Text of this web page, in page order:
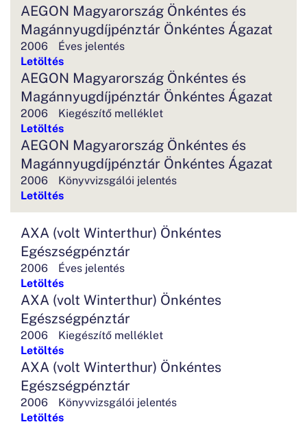
AEGON Magyarország Önkéntes és
Magánnyugdíjpénztár Önkéntes Ágazat
2006
Éves jelentés
Letöltés
AEGON Magyarország Önkéntes és
Magánnyugdíjpénztár Önkéntes Ágazat
2006
Kiegészítő melléklet
Letöltés
AEGON Magyarország Önkéntes és
Magánnyugdíjpénztár Önkéntes Ágazat
2006
Könyvvizsgálói jelentés
Letöltés
AXA (volt Winterthur) Önkéntes
Egészségpénztár
2006
Éves jelentés
Letöltés
AXA (volt Winterthur) Önkéntes
Egészségpénztár
2006
Kiegészítő melléklet
Letöltés
AXA (volt Winterthur) Önkéntes
Egészségpénztár
2006
Könyvvizsgálói jelentés
Letöltés